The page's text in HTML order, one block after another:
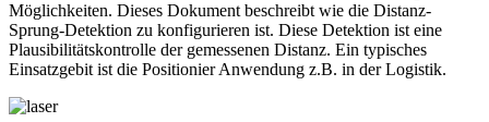
Möglichkeiten. Dieses Dokument beschreibt wie die Distanz-
Sprung-Detektion zu konfigurieren ist. Diese Detektion ist eine
Plausibilitätskontrolle der gemessenen Distanz. Ein typisches
Einsatzgebit ist die Positionier Anwendung z.B. in der Logistik.